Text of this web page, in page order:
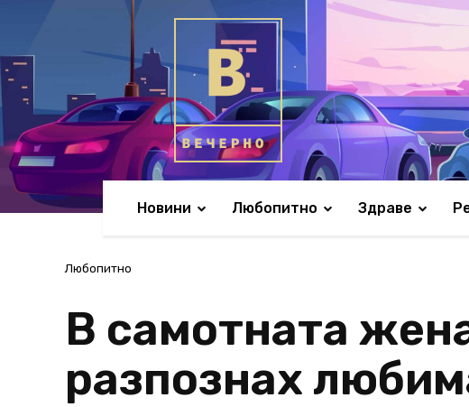
Новини Любопитно Здраве
Любопитно
В самотната
разпознах